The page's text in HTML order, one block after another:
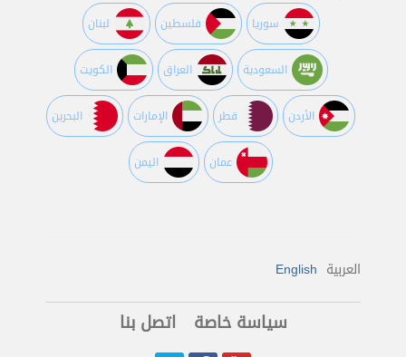
سوريا فلسطين لبنان
السعودية العراق الكويت
اﻷردن قطر اﻹمارات البحرين
عمان اليمن
العربية English
سياسة خاصة اتصل بنا